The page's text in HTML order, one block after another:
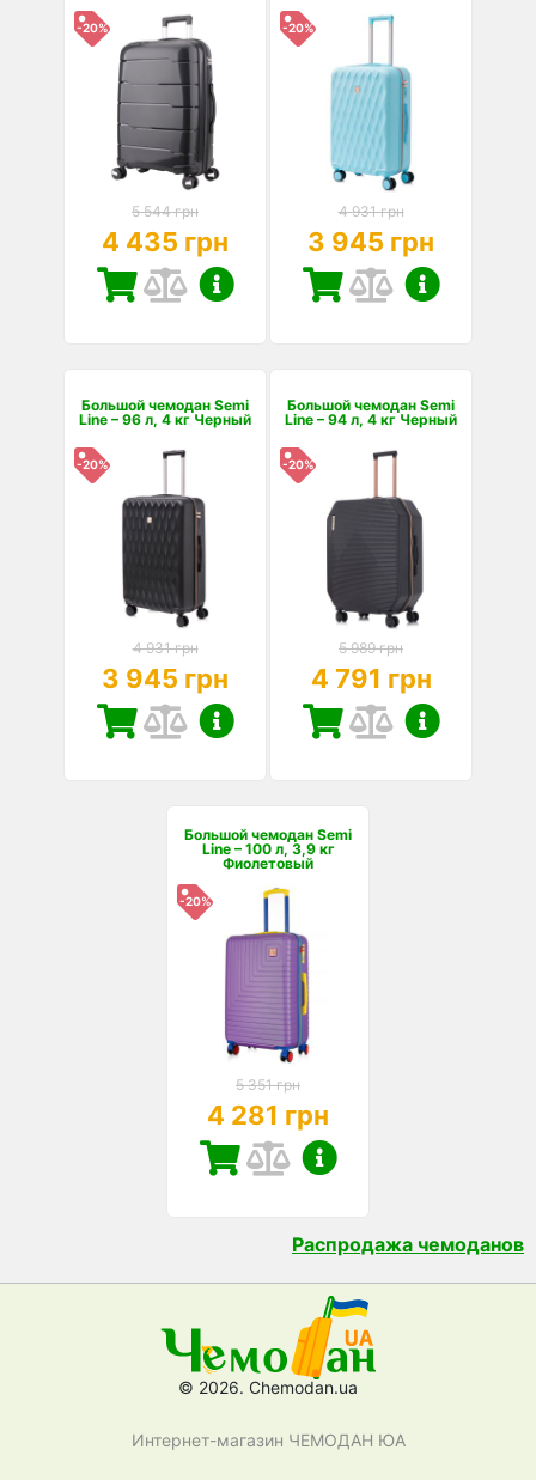
-20%
5 544 грн
4 435 грн
-20%
4 931 грн
3 945 грн
Большой чемодан Semi
Line – 96 л, 4 кг Черный
-20%
4 931 грн
3 945 грн
Большой чемодан Semi
Line – 94 л, 4 кг Черный
-20%
5 989 грн
4 791 грн
Большой чемодан Semi
Line – 100 л, 3,9 кг
Фиолетовый
-20%
5 351 грн
4 281 грн
Распродажа чемоданов
© 2026. Chemodan.ua
Интернет-магазин ЧЕМОДАН ЮА